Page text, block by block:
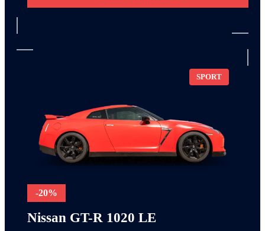
SPORT
-20%
Nissan GT-R 1020 LE